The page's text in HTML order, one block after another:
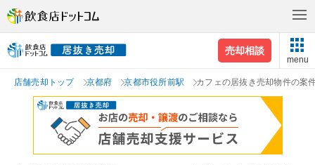
売却相談
menu
店舗売却トップ 京都府 京都市役所前駅 カフェの居抜き売却物件の案